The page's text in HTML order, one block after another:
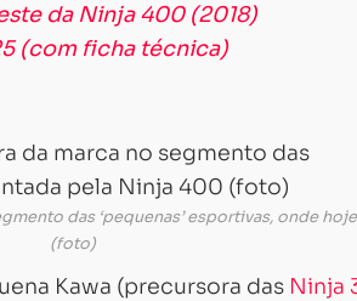
da Ninja 400 (2018)
(com ficha técnica)
das ‘pequenas’ esportivas, onde
(foto)
Kawa (precursora das Ninja